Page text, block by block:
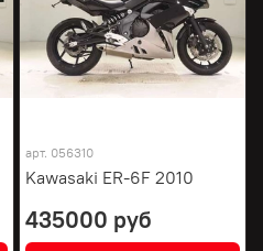
арт. 056310
Kawasaki ER-6F 2010
435000 руб